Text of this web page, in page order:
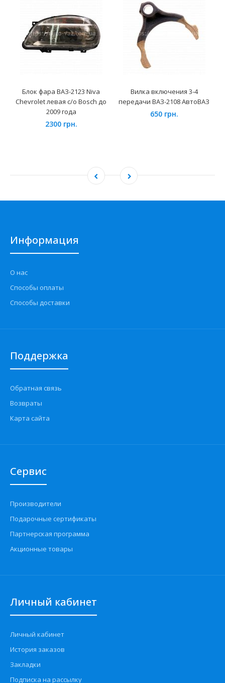
Блок фара ВАЗ-2123 Niva
Chevrolet левая с/о Bosch до
2009 года
2300 грн.
Вилка включения 3-4
передачи ВАЗ-2108 АвтоВАЗ
650 грн.
Информация
О нас
Способы оплаты
Способы доставки
Поддержка
Обратная связь
Возвраты
Карта сайта
Сервис
Производители
Подарочные сертификаты
Партнерская программа
Акционные товары
Личный кабинет
Личный кабинет
История заказов
Закладки
Подписка на рассылку